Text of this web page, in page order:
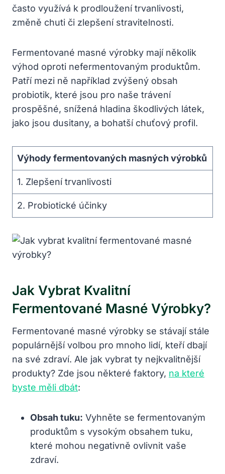
často využívá k prodloužení trvanlivosti,
změně chuti či zlepšení stravitelnosti.
Fermentované masné výrobky mají několik
výhod oproti nefermentovaným produktům.⁢
Patří mezi ně například zvýšený obsah
probiotik, které⁣ jsou ​pro naše trávení
prospěšné,‌ snížená hladina škodlivých látek,
jako jsou dusitany, a bohatší chuťový⁢ profil.
Výhody fermentovaných masných výrobků
1. Zlepšení trvanlivosti
2. Probiotické účinky
Jak Vybrat Kvalitní
Fermentované‍ Masné Výrobky?
Fermentované masné výrobky se stávají stále
populárnější volbou pro mnoho lidí, kteří dbají
na své zdraví. Ale jak vybrat ⁣ty nejkvalitnější
produkty? ⁣Zde jsou některé faktory, na které
byste měli dbát:
Obsah tuku: ⁤Vyhněte ‍se fermentovaným
produktům s vysokým obsahem tuku,
které mohou‌ negativně ovlivnit vaše
zdraví.